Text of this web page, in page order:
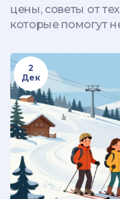
цены, советы от
которые помогут
2
Дек